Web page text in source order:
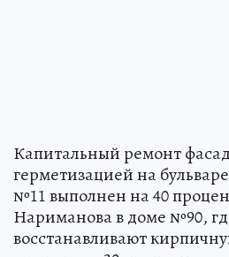
Капитальный ремонт
герметизацией на
№11 выполнен на 40
Нариманова в доме №90,
восстанавливают